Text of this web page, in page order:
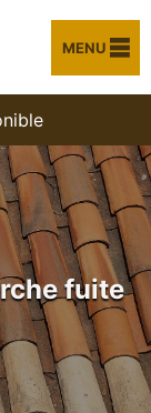
MENU
fuite